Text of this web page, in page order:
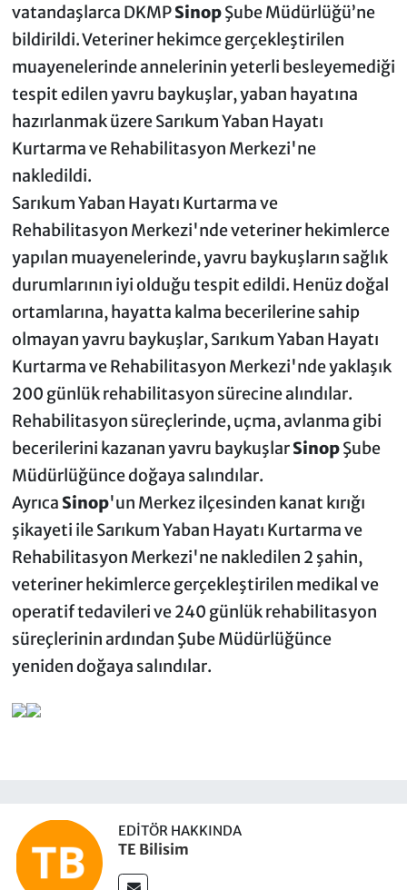
vatandaşlarca DKMPSinopŞube Müdürlüğü’ne
bildirildi. Veteriner hekimce gerçekleştirilen
muayenelerinde annelerinin yeterli besleyemediği
tespit edilen yavru baykuşlar, yaban hayatına
hazırlanmak üzere Sarıkum Yaban Hayatı
Kurtarma ve Rehabilitasyon Merkezi'ne
nakledildi.
Sarıkum Yaban Hayatı Kurtarma ve
Rehabilitasyon Merkezi'nde veteriner hekimlerce
yapılan muayenelerinde, yavru baykuşların sağlık
durumlarının iyi olduğu tespit edildi. Henüz doğal
ortamlarına, hayatta kalma becerilerine sahip
olmayan yavru baykuşlar, Sarıkum Yaban Hayatı
Kurtarma ve Rehabilitasyon Merkezi'nde yaklaşık
200 günlük rehabilitasyon sürecine alındılar.
Rehabilitasyon süreçlerinde, uçma, avlanma gibi
becerilerini kazanan yavru baykuşlarSinopŞube
Müdürlüğünce doğaya salındılar.
Ayrıca Sinop'un Merkez ilçesinden kanat kırığı
şikayeti ile Sarıkum Yaban Hayatı Kurtarma ve
Rehabilitasyon Merkezi'ne nakledilen 2 şahin,
veteriner hekimlerce gerçekleştirilen medikal ve
operatif tedavileri ve 240 günlük rehabilitasyon
süreçlerinin ardından Şube Müdürlüğünce
yeniden doğaya salındılar.
EDITÖR HAKKINDA
TE Bilisim